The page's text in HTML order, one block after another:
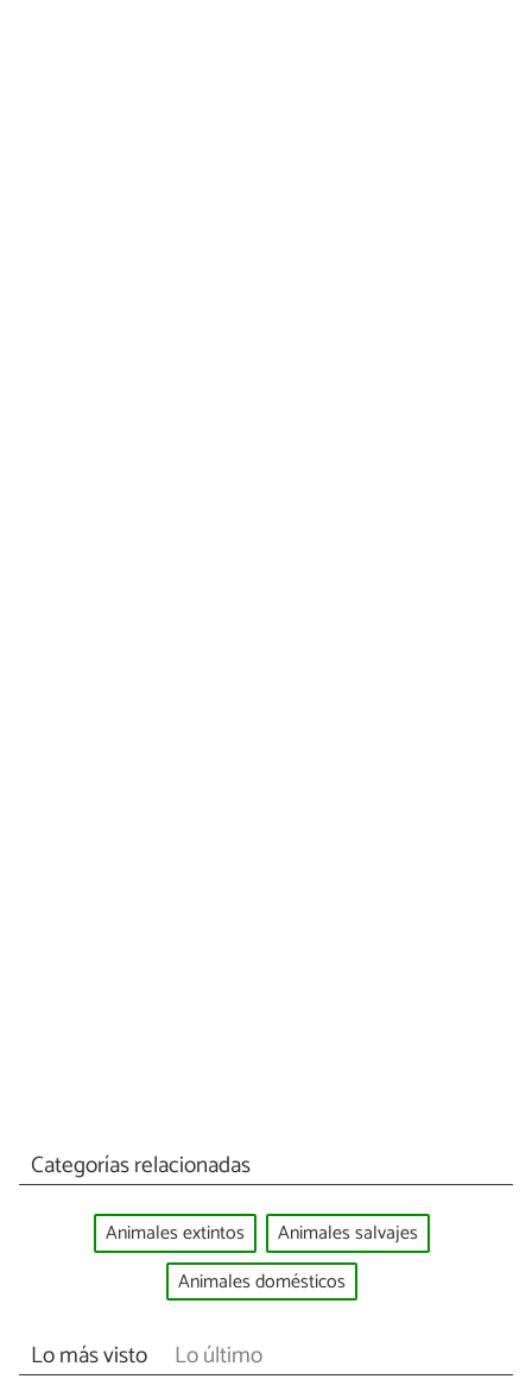
Categorías relacionadas
Animales extintos
Animales salvajes
Animales domésticos
Lo más visto Lo último